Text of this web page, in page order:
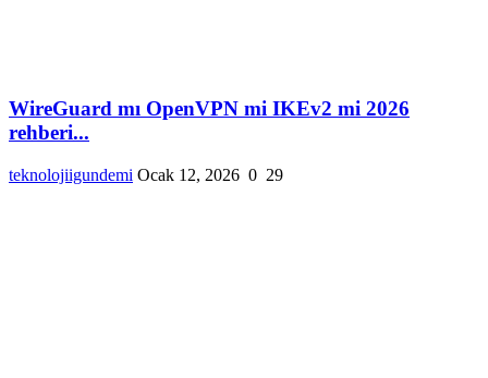
WireGuard mı OpenVPN mi IKEv2 mi 2026
rehberi...
teknolojiigundemi Ocak 12, 2026 0 29